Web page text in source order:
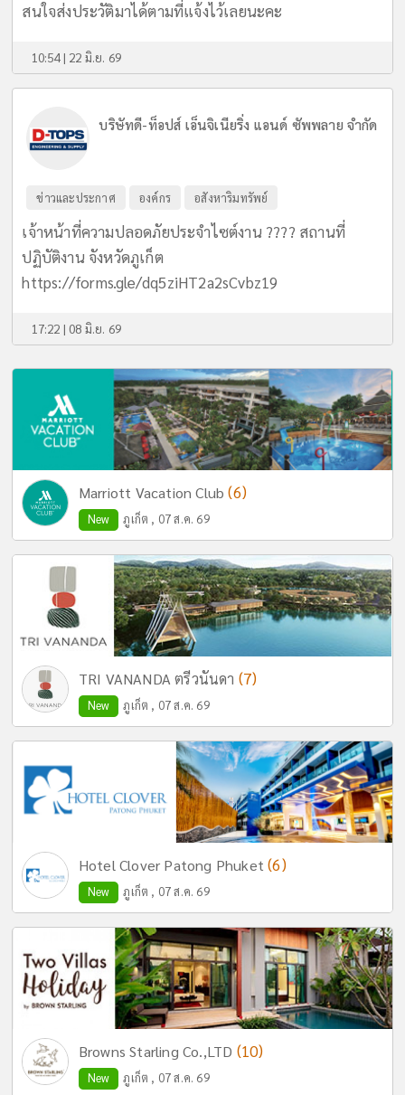
สนใจส่งประวัติมาได้ตามที่แจ้งไว้เลยนะคะ
10:54 | 22 มิ.ย. 69
บริษัทดี-ท็อปส์ เอ็นจิเนียริ่ง แอนด์ ซัพพลาย จำกัด
ข่าวและประกาศ องค์กร อสังหาริมทรัพย์
เจ้าหน้าที่ความปลอดภัยประจำไซต์งาน ???? สถานที่
ปฏิบัติงาน จังหวัดภูเก็ต
https://forms.gle/dq5ziHT2a2sCvbz19
17:22 | 08 มิ.ย. 69
Marriott Vacation Club(6)
New ภูเก็ต , 07 ส.ค. 69
TRI VANANDA ตรีวนันดา (7)
New ภูเก็ต , 07 ส.ค. 69
Hotel Clover Patong Phuket(6)
New ภูเก็ต , 07 ส.ค. 69
Browns Starling Co.,LTD (10)
New ภูเก็ต , 07 ส.ค. 69